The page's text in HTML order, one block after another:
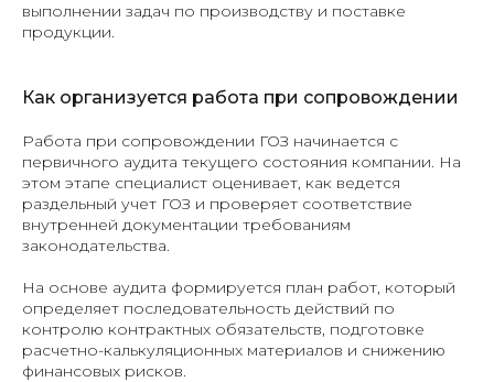
выполнении задач по производству и поставке
продукции.
Как организуется работа при сопровождении
Работа при сопровождении ГОЗ начинается с
первичного аудита текущего состояния компании. На
этом этапе специалист оценивает, как ведется
раздельный учет ГОЗ и проверяет соответствие
внутренней документации требованиям
законодательства.
На основе аудита формируется план работ, который
определяет последовательность действий по
контролю контрактных обязательств, подготовке
расчетно-калькуляционных материалов и снижению
финансовых рисков.